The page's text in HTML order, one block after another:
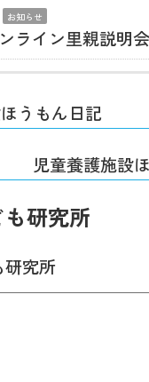
お知らせ
ライン里親説明
うもん日記
児童養護施設
研究所
研究所